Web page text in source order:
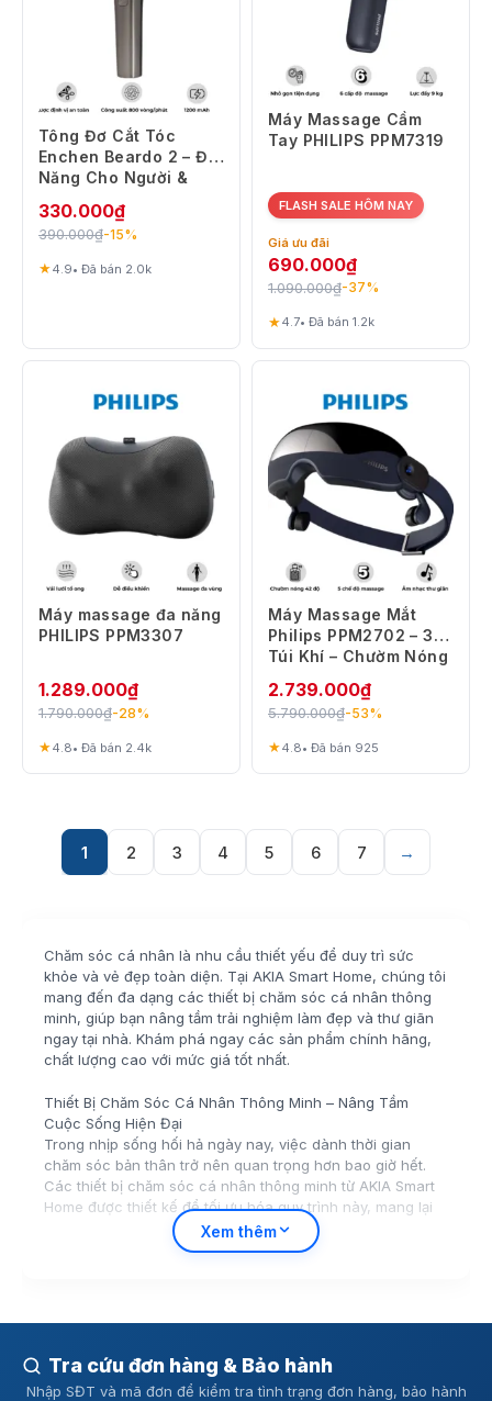
Tông Đơ Cắt Tóc
Enchen Beardo 2 – Đa
Năng Cho Người &
Ồn
330.000₫
390.000₫-15%
★4.9• Đã bán 2.0k
Máy Massage Cầm
Tay PHILIPS PPM7319
FLASH SALE HÔM NAY
Giá ưu đãi
690.000₫
1.090.000₫-37%
★4.7• Đã bán 1.2k
Máy massage đa năng
PHILIPS PPM3307
1.289.000₫
1.790.000₫-28%
★4.8• Đã bán 2.4k
Máy Massage Mắt
Philips PPM2702 – 3D
Túi Khí – Chườm Nóng
2.739.000₫
5.790.000₫-53%
★4.8• Đã bán 925
1 2 3 4 5 6 7 →
Chăm sóc cá nhân là nhu cầu thiết yếu để duy trì sức
khỏe và vẻ đẹp toàn diện. Tại AKIA Smart Home, chúng tôi
mang đến đa dạng các thiết bị chăm sóc cá nhân thông
minh, giúp bạn nâng tầm trải nghiệm làm đẹp và thư giãn
ngay tại nhà. Khám phá ngay các sản phẩm chính hãng,
chất lượng cao với mức giá tốt nhất.
Thiết Bị Chăm Sóc Cá Nhân Thông Minh – Nâng Tầm
Cuộc Sống Hiện Đại
Trong nhịp sống hối hả ngày nay, việc dành thời gian
chăm sóc bản thân trở nên quan trọng hơn bao giờ hết.
Các thiết bị chăm sóc cá nhân thông minh từ AKIA Smart
Home được thiết kế để tối ưu hóa quy trình này, mang lại
hiệu quả vượt trội và sự tiện lợi tối đa. Từ việc giữ gìn vệ
sinh răng miệng với tăm nước thông minh Enchen Mint 3,
chà gót chân Enchen Rock 2 sẽ giúp bạn thực hiện điều
đó một cách dễ dàng. Hay bạn đang tìm kiếm giải pháp
Xem thêm
Tra cứu đơn hàng & Bảo hành
Nhập SĐT và mã đơn để kiểm tra tình trạng đơn hàng, bảo hành